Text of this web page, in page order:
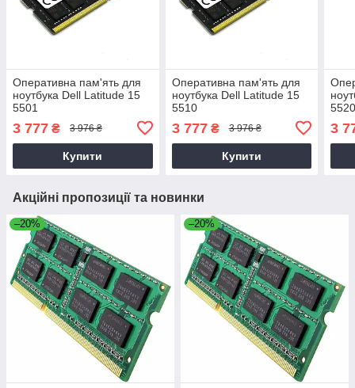
Оперативна пам'ять для
ноутбука Dell Latitude 15
5501
3 777 ₴ 3 976 ₴
Купити
Оперативна пам'ять для
ноутбука Dell Latitude 15
5510
3 777₴ 3 976 ₴
Купити
3
Акційні пропозиції та новинки
–20% –20%